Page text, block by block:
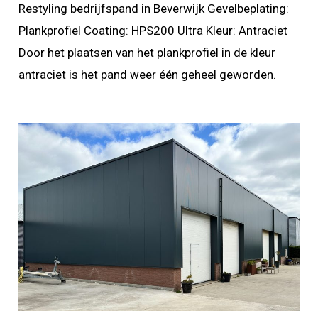
Restyling bedrijfspand in Beverwijk Gevelbeplating:
Plankprofiel Coating: HPS200 Ultra Kleur: Antraciet
Door het plaatsen van het plankprofiel in de kleur
antraciet is het pand weer één geheel geworden.